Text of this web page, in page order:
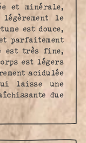
et minérale,
le
est douce,
parfaitement
est très fine,
est légers
acidulée
laisse une
due